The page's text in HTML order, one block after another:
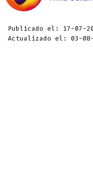
Publicado el: 17-07-
Actualizado el: 03-08-